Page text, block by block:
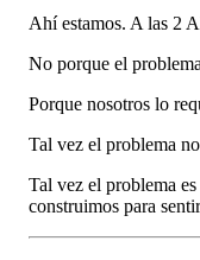
Ahí estamos. A las 2
No porque el
Porque nosotros lo
Tal vez el problema
Tal vez el problema
construimos para